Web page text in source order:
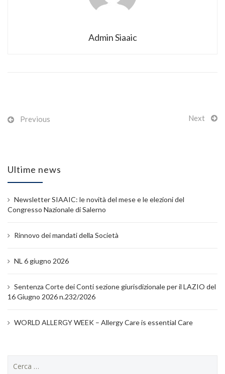
Admin Siaaic
Previous Next
Ultime news
Newsletter SIAAIC: le novità del mese e le elezioni del
Congresso Nazionale di Salerno
Rinnovo dei mandati della Società
NL 6 giugno 2026
Sentenza Corte dei Conti sezione giurisdizionale per il LAZIO del
16 Giugno 2026 n.232/2026
WORLD ALLERGY WEEK – Allergy Care is essential Care
per: